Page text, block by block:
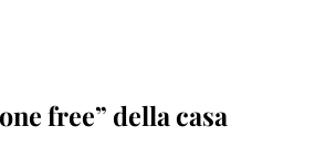
free” della casa